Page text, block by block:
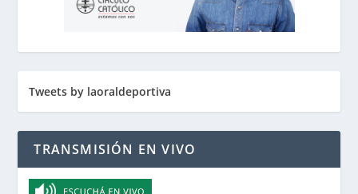
Tweets by laoraldeportiva
TRANSMISIÓN EN VIVO